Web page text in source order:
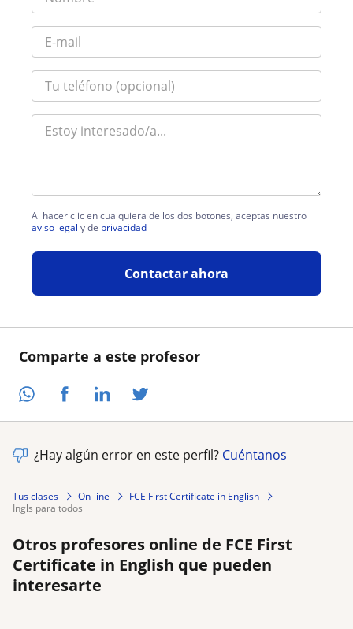
Comparte a este profesor
Al hacer clic en cualquiera de los dos botones, aceptas nuestro
aviso legal y de privacidad
Contactar ahora
¿Hay algún error en este perfil? Cuéntanos
Tus clases On-line
FCE First Certificate in English
ingls para todos
Otros profesores online de FCE First
Certificate in English que pueden
interesarte